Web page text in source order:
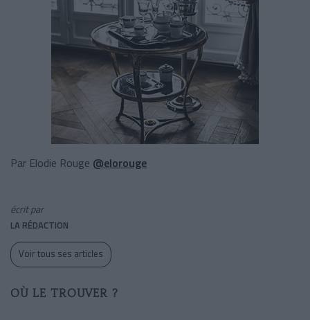
Par Elodie Rouge @elorouge
écrit par
LA RÉDACTION
Voir tous ses articles
OÙ LE TROUVER ?